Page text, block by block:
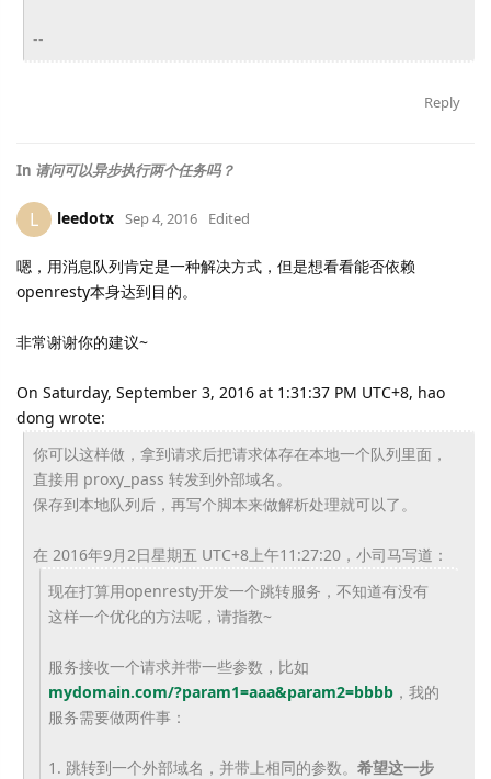
--
Reply
In 请问可以异步执行两个任务吗？
L leedotx Sep 4, 2016 Edited
嗯，用消息队列肯定是一种解决方式，但是想看看能否依赖
openresty本身达到目的。
非常谢谢你的建议~
On Saturday, September 3, 2016 at 1:31:37 PM UTC+8, hao
dong wrote:
你可以这样做，拿到请求后把请求体存在本地一个队列里面，
直接用 proxy_pass 转发到外部域名。
保存到本地队列后，再写个脚本来做解析处理就可以了。
在 2016年9月2日星期五 UTC+8上午11:27:20，小司马写道：
现在打算用openresty开发一个跳转服务， 不知道有没有
这样一个优化的方法呢，请指教~
服务接收一个请求并带一些参数，比如
mydomain.com/?param1=aaa&param2=bbbb ，我的
服务需要做两件事：
1. 跳转到一个外部域名，并带上相同的参数。 希望这一步